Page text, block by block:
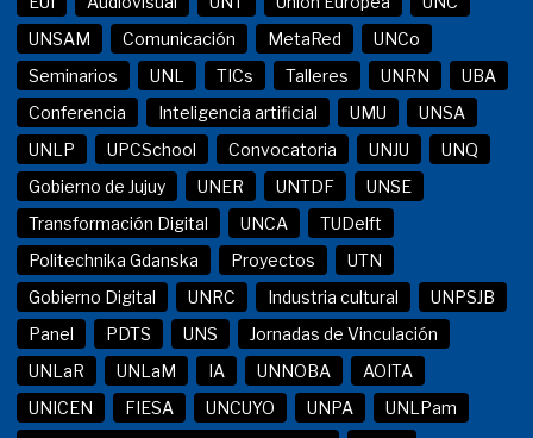
UNSAM
Comunicación MetaRed
UNCo
Seminarios
UNL TICs Talleres UNRN
UBA
Conferencia
Inteligencia artificial UMU
UNSA
UNLP
UPCSchool Convocatoria UNJU
UNQ
Gobierno de Jujuy
UNER UNTDF
UNSE
Transformación Digital
UNCA
TUDelft
Politechnika Gdanska
Proyectos
UTN
Gobierno Digital
UNRC Industria cultural
UNPSJB
Panel
PDTS UNS
Jornadas de Vinculación
UNLaR
UNLaM IA UNNOBA
AOITA
UNICEN
FIESA UNCUYO UNPA
UNLPam